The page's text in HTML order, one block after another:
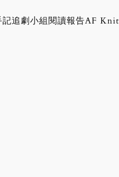
記追劇小組閱讀報告AF Knit